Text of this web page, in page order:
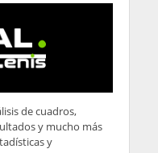
de cuadros,
y mucho más
y